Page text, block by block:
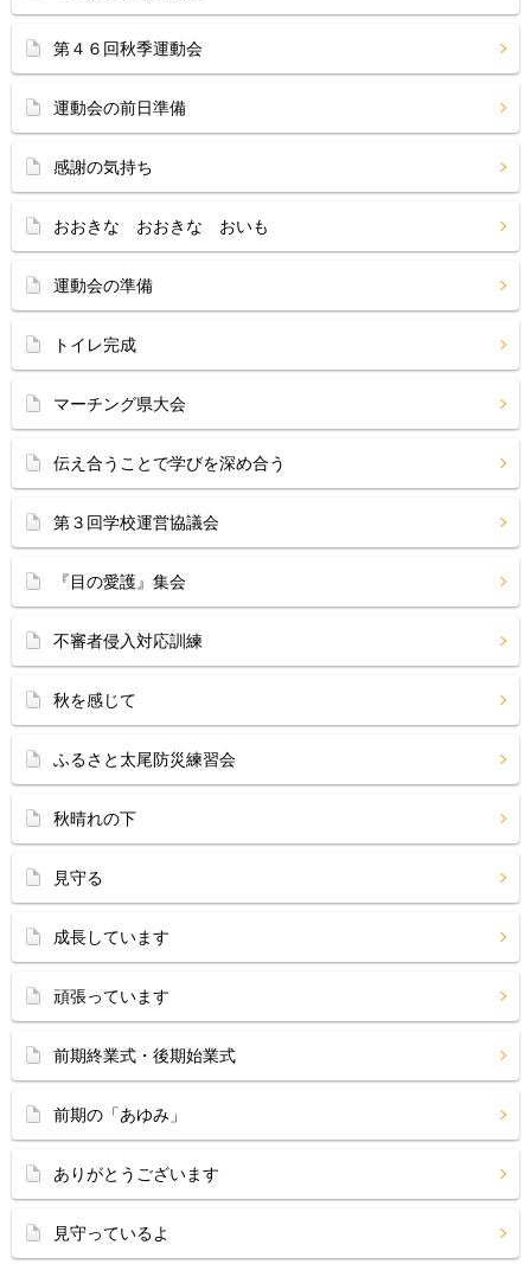
第４６回秋季運動会
運動会の前日準備
感謝の気持ち
おおきな おおきな おいも
運動会の準備
トイレ完成
マーチング県大会
伝え合うことで学びを深め合う
第３回学校運営協議会
『目の愛護』集会
不審者侵入対応訓練
秋を感じて
ふるさと太尾防災練習会
秋晴れの下
見守る
成長しています
頑張っています
前期終業式・後期始業式
前期の「あゆみ」
ありがとうございます
見守っているよ